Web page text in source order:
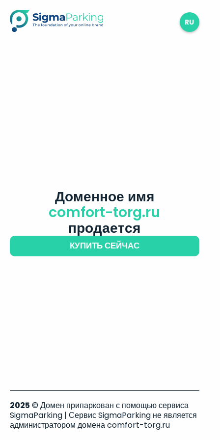
RU
Доменное имя
comfort-torg.ru
продается
КУПИТЬ СЕЙЧАС
2025 © Домен припаркован с помощью сервиса
SigmaParking | Сервис SigmaParking не является
администратором домена comfort-torg.ru